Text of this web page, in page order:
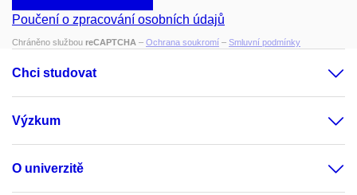
Poučení o zpracování osobních údajů
Chráněno službou reCAPTCHA – Ochrana soukromí – Smluvní podmínky
Chci studovat
Výzkum
O univerzitě